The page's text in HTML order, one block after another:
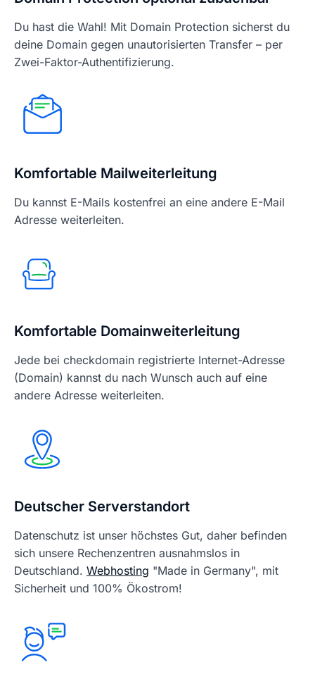
Du hast die Wahl! Mit Domain Protection sicherst du
deine Domain gegen unautorisierten Transfer – per
Zwei-Faktor-Authentifizierung.
Komfortable Mailweiterleitung
Du kannst E-Mails kostenfrei an eine andere E-Mail
Adresse weiterleiten.
Komfortable Domainweiterleitung
Jede bei checkdomain registrierte Internet-Adresse
(Domain) kannst du nach Wunsch auch auf eine
andere Adresse weiterleiten.
Deutscher Serverstandort
Datenschutz ist unser höchstes Gut, daher befinden
sich unsere Rechenzentren ausnahmslos in
Deutschland. Webhosting "Made in Germany", mit
Sicherheit und 100% Ökostrom!